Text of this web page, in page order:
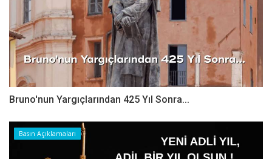
Bruno'nun Yargıçlarından 425 Yıl Sonra...
Basın Açıklamaları